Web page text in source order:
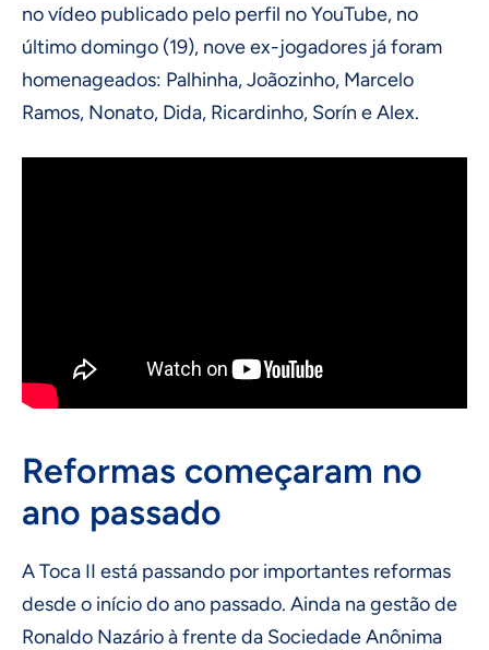
no vídeo publicado pelo perfil no YouTube, no
último domingo (19), nove ex-jogadores já foram
homenageados: Palhinha, Joãozinho, Marcelo
Ramos, Nonato, Dida, Ricardinho, Sorín e Alex.
Reformas começaram no
ano passado
A Toca II está passando por importantes reformas
desde o início do ano passado. Ainda na gestão de
Ronaldo Nazário à frente da Sociedade Anônima